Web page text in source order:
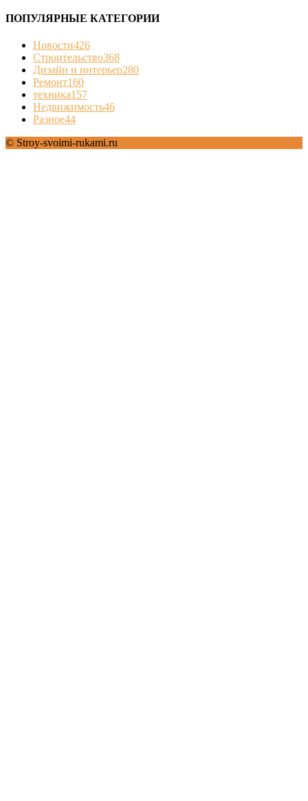
ПОПУЛЯРНЫЕ КАТЕГОРИИ
Новости426
Строительство368
Дизайн и интерьер280
Ремонт160
техника157
Недвижимость46
Разное44
© Stroy-svoimi-rukami.ru